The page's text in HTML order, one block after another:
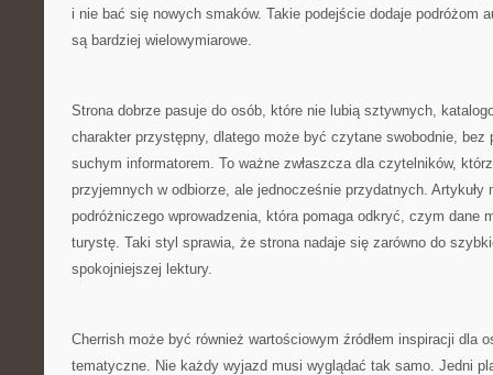
i nie bać się nowych smaków. Takie podejście dodaje podróżom
są bardziej wielowymiarowe.
Strona dobrze pasuje do osób, które nie lubią sztywnych,
charakter przystępny, dlatego może być czytane swobodnie,
suchym informatorem. To ważne zwłaszcza dla czytelników,
przyjemnych w odbiorze, ale jednocześnie przydatnych. Artykuły
podróżniczego wprowadzenia, która pomaga odkryć, czym dane
turystę. Taki styl sprawia, że strona nadaje się zarówno do
spokojniejszej lektury.
Cherrish może być również wartościowym źródłem inspiracji dla
tematyczne. Nie każdy wyjazd musi wyglądać tak samo. Jedni